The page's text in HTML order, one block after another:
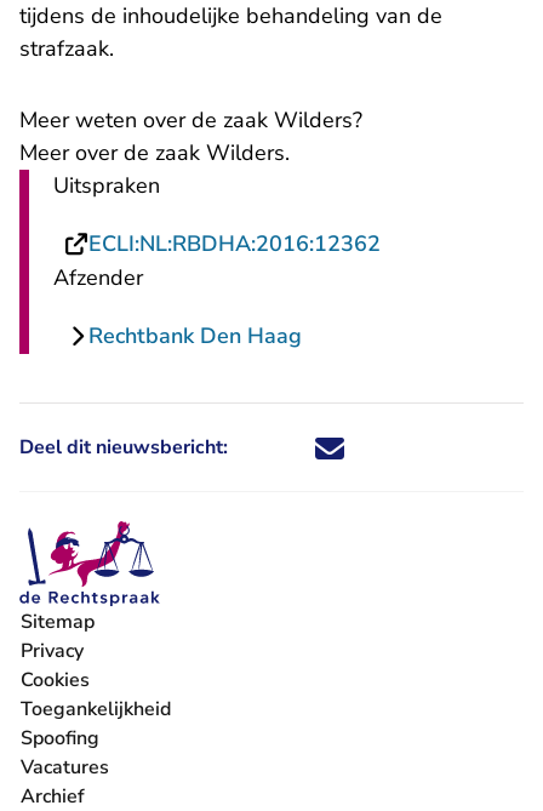
tijdens de inhoudelijke behandeling van de
strafzaak.
Meer weten over de zaak Wilders?
Meer over de zaak Wilders.
Uitspraken
ECLI:NL:RBDHA:2016:12362
Afzender
Rechtbank Den Haag
Deel dit nieuwsbericht: Deel dit nieuwsbericht via X -
Deel dit nieuwsbericht via
Deel dit nieuwsbericht
Deel dit
Sitemap
Privacy
Cookies
Toegankelijkheid
Spoofing
Vacatures
- U verlaat Rechtspraak.nl
Archief